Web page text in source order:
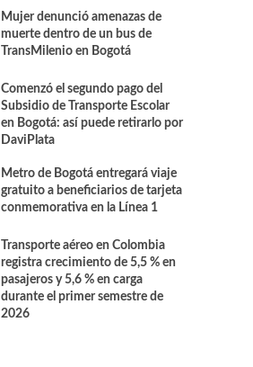
Mujer denunció amenazas de
muerte dentro de un bus de
TransMilenio en Bogotá
Comenzó el segundo pago del
Subsidio de Transporte Escolar
en Bogotá: así puede retirarlo por
DaviPlata
Metro de Bogotá entregará viaje
gratuito a beneficiarios de tarjeta
conmemorativa en la Línea 1
Transporte aéreo en Colombia
registra crecimiento de 5,5 % en
pasajeros y 5,6 % en carga
durante el primer semestre de
2026